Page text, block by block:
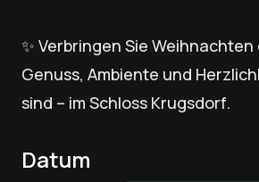
✨ Verbringen Sie
Genuss, Ambiente und
sind – im Schloss Krugsdorf.
Datum